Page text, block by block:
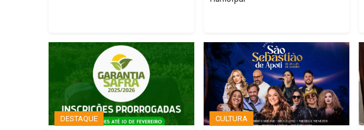
DESTAQUE CULTURA